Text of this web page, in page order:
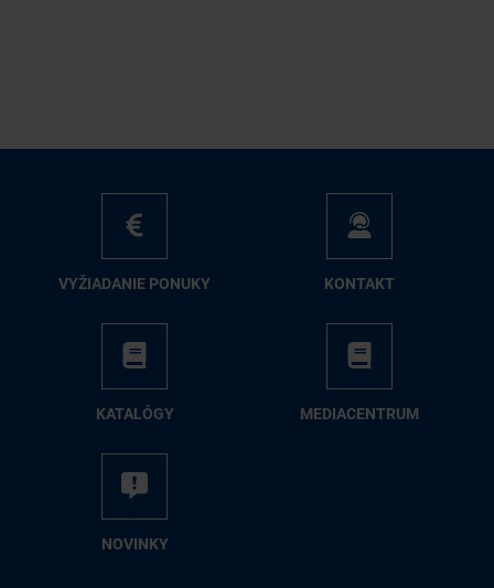
VY­ŽIA­DA­NIE PO­NU­KY KON­TAKT
KA­TA­LÓ­GY ME­DIA­CEN­TRUM
NO­VIN­KY